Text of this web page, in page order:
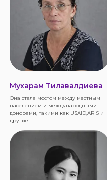
Мухарам Тилавалдиева
Она стала мостом между местным
населением и международными
донорами, такими как USAID,ARIS и
другие.